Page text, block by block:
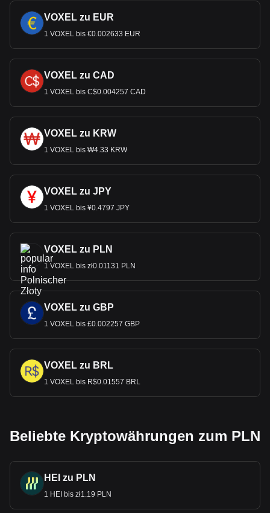
VOXEL zu EUR
1 VOXEL bis €0.002633 EUR
VOXEL zu CAD
1 VOXEL bis C$0.004257 CAD
VOXEL zu KRW
1 VOXEL bis ₩4.33 KRW
VOXEL zu JPY
1 VOXEL bis ¥0.4797 JPY
VOXEL zu PLN
1 VOXEL bis zł0.01131 PLN
VOXEL zu GBP
1 VOXEL bis £0.002257 GBP
VOXEL zu BRL
1 VOXEL bis R$0.01557 BRL
Beliebte Kryptowährungen zum PLN
HEI zu PLN
1 HEI bis zł1.19 PLN